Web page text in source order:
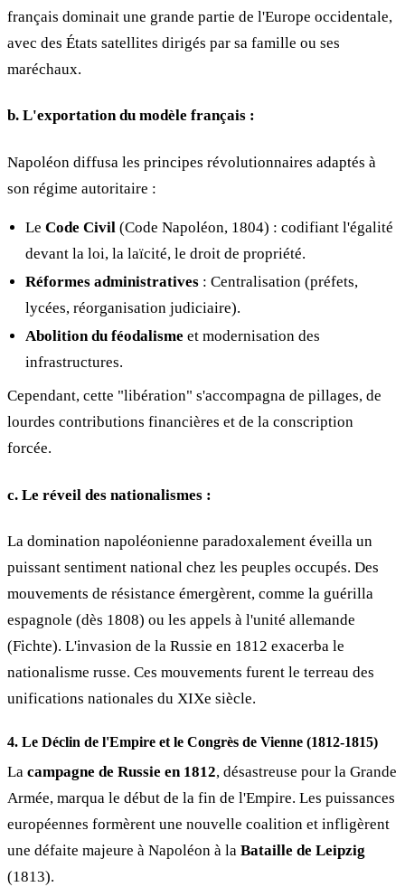
français dominait une grande partie de l'Europe occidentale,
avec des États satellites dirigés par sa famille ou ses
maréchaux.
b. L'exportation du modèle français :
Napoléon diffusa les principes révolutionnaires adaptés à
son régime autoritaire :
Le Code Civil (Code Napoléon, 1804) : codifiant l'égalité
devant la loi, la laïcité, le droit de propriété.
Réformes administratives : Centralisation (préfets,
lycées, réorganisation judiciaire).
Abolition du féodalisme et modernisation des
infrastructures.
Cependant, cette "libération" s'accompagna de pillages, de
lourdes contributions financières et de la conscription
forcée.
c. Le réveil des nationalismes :
La domination napoléonienne paradoxalement éveilla un
puissant sentiment national chez les peuples occupés. Des
mouvements de résistance émergèrent, comme la guérilla
espagnole (dès 1808) ou les appels à l'unité allemande
(Fichte). L'invasion de la Russie en 1812 exacerba le
nationalisme russe. Ces mouvements furent le terreau des
unifications nationales du XIXe siècle.
4. Le Déclin de l'Empire et le Congrès de Vienne (1812-1815)
La campagne de Russie en 1812, désastreuse pour la Grande
Armée, marqua le début de la fin de l'Empire. Les puissances
européennes formèrent une nouvelle coalition et infligèrent
une défaite majeure à Napoléon à la Bataille de Leipzig
(1813).